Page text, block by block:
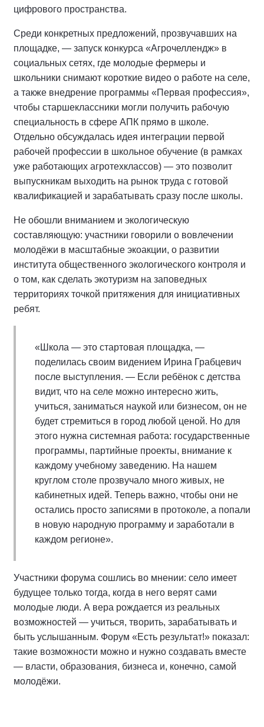
цифрового пространства.
Среди конкретных предложений, прозвучавших на
площадке, — запуск конкурса «Агрочеллендж» в
социальных сетях, где молодые фермеры и
школьники снимают короткие видео о работе на селе,
а также внедрение программы «Первая профессия»,
чтобы старшеклассники могли получить рабочую
специальность в сфере АПК прямо в школе.
Отдельно обсуждалась идея интеграции первой
рабочей профессии в школьное обучение (в рамках
уже работающих агротехклассов) — это позволит
выпускникам выходить на рынок труда с готовой
квалификацией и зарабатывать сразу после школы.
Не обошли вниманием и экологическую
составляющую: участники говорили о вовлечении
молодёжи в масштабные экоакции, о развитии
института общественного экологического контроля и
о том, как сделать экотуризм на заповедных
территориях точкой притяжения для инициативных
ребят.
«Школа — это стартовая площадка, —
поделилась своим видением Ирина Грабцевич
после выступления. — Если ребёнок с детства
видит, что на селе можно интересно жить,
учиться, заниматься наукой или бизнесом, он не
будет стремиться в город любой ценой. Но для
этого нужна системная работа: государственные
программы, партийные проекты, внимание к
каждому учебному заведению. На нашем
круглом столе прозвучало много живых, не
кабинетных идей. Теперь важно, чтобы они не
остались просто записями в протоколе, а попали
в новую народную программу и заработали в
каждом регионе».
Участники форума сошлись во мнении: село имеет
будущее только тогда, когда в него верят сами
молодые люди. А вера рождается из реальных
возможностей — учиться, творить, зарабатывать и
быть услышанным. Форум «Есть результат!» показал:
такие возможности можно и нужно создавать вместе
— власти, образования, бизнеса и, конечно, самой
молодёжи.